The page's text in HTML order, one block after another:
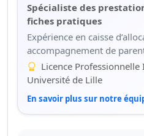
Spécialiste des
fiches pratiques
Expérience en caisse
accompagnement de
Licence
Université de Lille
En savoir plus sur notre